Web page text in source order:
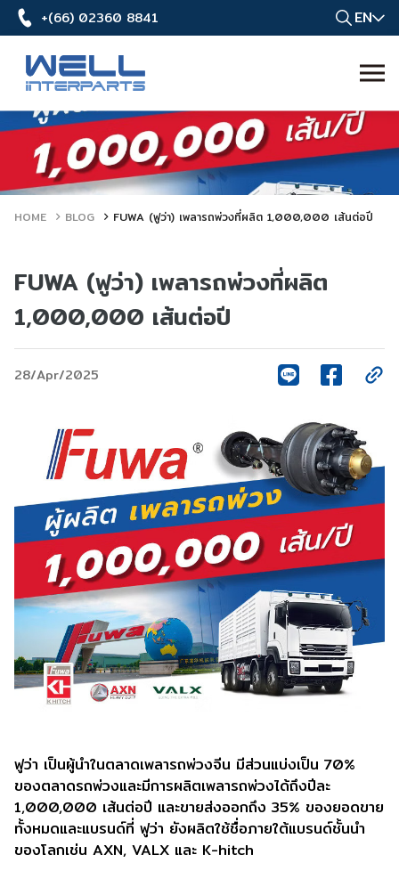
+(66) 02360 8841 EN
HOME BLOG FUWA (ฟูว่า) เพลารถพ่วงที่ผลิต 1,000,000 เส้นต่อปี
FUWA (ฟูว่า) เพลารถพ่วงที่ผลิต
1,000,000 เส้นต่อปี
28/Apr/2025
ฟูว่า เป็นผู้นำในตลาดเพลารถพ่วงจีน มีส่วนแบ่งเป็น 70%
ของตลาดรถพ่วงและมีการผลิตเพลารถพ่วงได้ถึงปีละ
1,000,000 เส้นต่อปี และขายส่งออกถึง 35% ของยอดขาย
ทั้งหมดและแบรนด์ที่ ฟูว่า ยังผลิตใช้ชื่อภายใต้แบรนด์ชั้นนำ
ของโลกเช่น AXN, VALX และ K-hitch